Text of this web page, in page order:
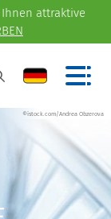
attraktive
©istock.com/Andrea Obzerova